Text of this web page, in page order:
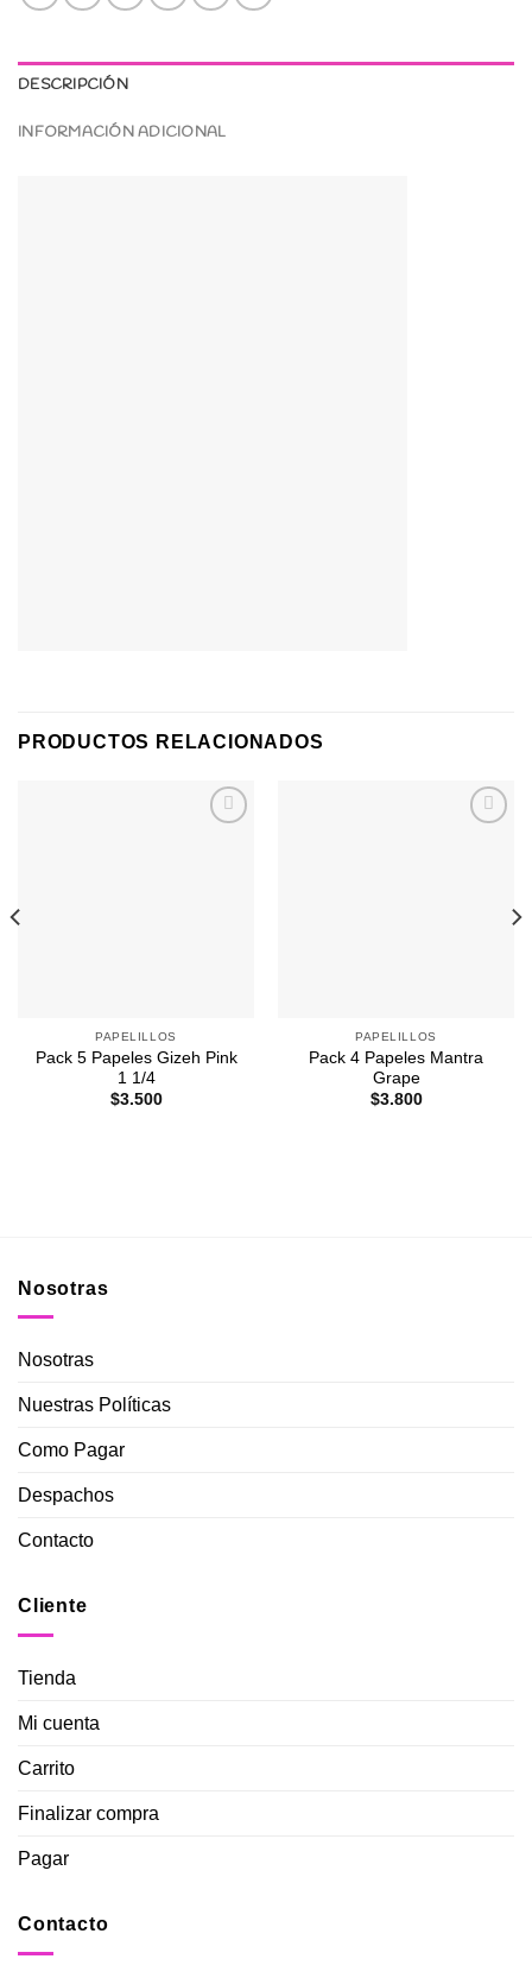
DESCRIPCIÓN
INFORMACIÓN ADICIONAL
PRODUCTOS RELACIONADOS
PAPELILLOS
Pack 5 Papeles Gizeh Pink
1 1/4
$3.500
PAPELILLOS
Pack 4 Papeles Mantra
Grape
$3.800
Nosotras
Nosotras
Nuestras Políticas
Como Pagar
Despachos
Contacto
Cliente
Tienda
Mi cuenta
Carrito
Finalizar compra
Pagar
Contacto